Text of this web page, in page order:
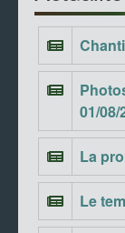
01/08/
La
Le